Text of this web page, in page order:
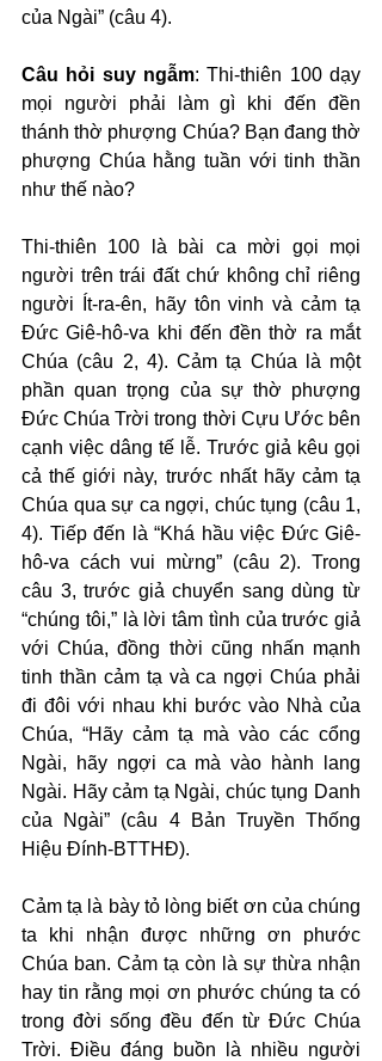
của Ngài” (câu 4).
Câu hỏi suy ngẫm: Thi-thiên 100 dạy
mọi người phải làm gì khi đến đền
thánh thờ phượng Chúa? Bạn đang thờ
phượng Chúa hằng tuần với tinh thần
như thế nào?
Thi-thiên 100 là bài ca mời gọi mọi
người trên trái đất chứ không chỉ riêng
người Ít-ra-ên, hãy tôn vinh và cảm tạ
Đức Giê-hô-va khi đến đền thờ ra mắt
Chúa (câu 2, 4). Cảm tạ Chúa là một
phần quan trọng của sự thờ phượng
Đức Chúa Trời trong thời Cựu Ước bên
cạnh việc dâng tế lễ. Trước giả kêu gọi
cả thế giới này, trước nhất hãy cảm tạ
Chúa qua sự ca ngợi, chúc tụng (câu 1,
4). Tiếp đến là “Khá hầu việc Đức Giê-
hô-va cách vui mừng” (câu 2). Trong
câu 3, trước giả chuyển sang dùng từ
“chúng tôi,” là lời tâm tình của trước giả
với Chúa, đồng thời cũng nhấn mạnh
tinh thần cảm tạ và ca ngợi Chúa phải
đi đôi với nhau khi bước vào Nhà của
Chúa, “Hãy cảm tạ mà vào các cổng
Ngài, hãy ngợi ca mà vào hành lang
Ngài. Hãy cảm tạ Ngài, chúc tụng Danh
của Ngài” (câu 4 Bản Truyền Thống
Hiệu Đính-BTTHĐ).
Cảm tạ là bày tỏ lòng biết ơn của chúng
ta khi nhận được những ơn phước
Chúa ban. Cảm tạ còn là sự thừa nhận
hay tin rằng mọi ơn phước chúng ta có
trong đời sống đều đến từ Đức Chúa
Trời. Điều đáng buồn là nhiều người